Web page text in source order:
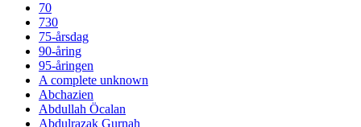
70
730
75-årsdag
90-åring
95-åringen
A complete unknown
Abchazien
Abdullah Öcalan
Abdulrazak Gurnah